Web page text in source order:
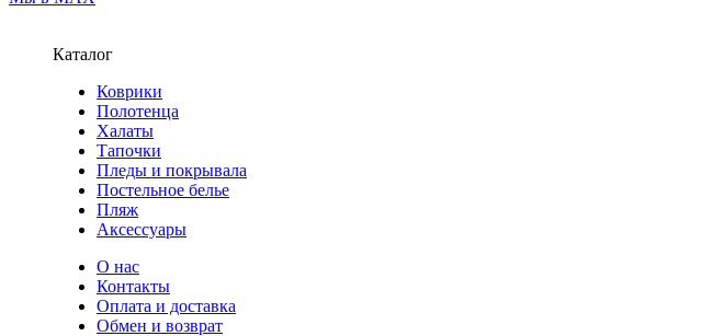
Каталог
Коврики
Полотенца
Халаты
Тапочки
Пледы и покрывала
Постельное белье
Пляж
Аксессуары
О нас
Контакты
Оплата и доставка
Обмен и возврат